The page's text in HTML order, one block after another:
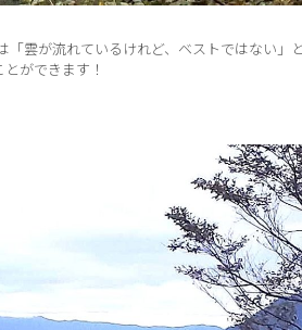
雲が流れているけれど、ベストではない」
ができます！